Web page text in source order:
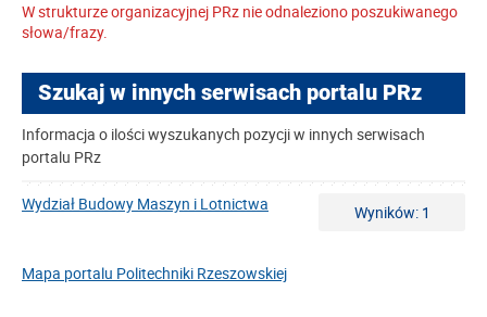
W strukturze organizacyjnej PRz nie odnaleziono poszukiwanego
słowa/frazy.
Szukaj w innych serwisach portalu PRz
Informacja o ilości wyszukanych pozycji w innych serwisach
portalu PRz
Wydział Budowy Maszyn i Lotnictwa Wyników: 1
Mapa portalu Politechniki Rzeszowskiej